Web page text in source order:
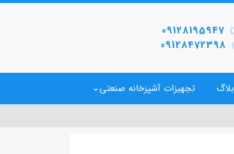
09128195947
09128472398
بلاگ تجهیزات آشپزخانه صنعتی